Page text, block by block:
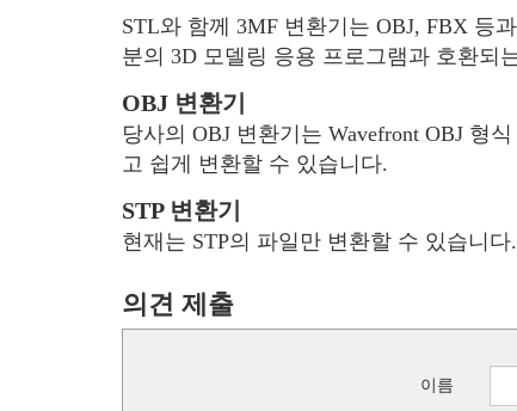
STL와 함께 3MF 변환기는 OBJ, FBX ​​등
분의 3D 모델링 응용 프로그램과 호환되
OBJ 변환기
당사의 OBJ 변환기는 Wavefront OBJ 형
고 쉽게 변환할 수 있습니다.
STP 변환기
현재는 STP의 파일만 변환할 수 있습니
의견 제출
이름